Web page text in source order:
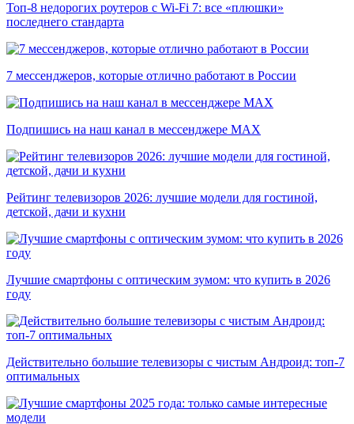
Топ-8 недорогих роутеров с Wi-Fi 7: все «плюшки»
последнего стандарта
7 мессенджеров, которые отлично работают в России
Подпишись на наш канал в мессенджере МАХ
Рейтинг телевизоров 2026: лучшие модели для гостиной,
детской, дачи и кухни
Лучшие смартфоны с оптическим зумом: что купить в 2026
году
Действительно большие телевизоры с чистым Андроид: топ-7
оптимальных